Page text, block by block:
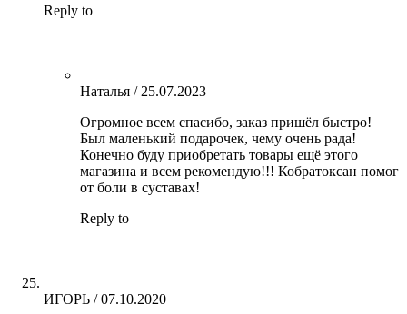
Reply to
Наталья / 25.07.2023
Огромное всем спасибо, заказ пришёл быстро!
Был маленький подарочек, чему очень рада!
Конечно буду приобретать товары ещё этого
магазина и всем рекомендую!!! Кобратоксан помог
от боли в суставах!
Reply to
ИГОРЬ /07.10.2020